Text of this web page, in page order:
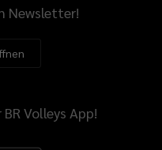
Newsletter!
Volleys App!